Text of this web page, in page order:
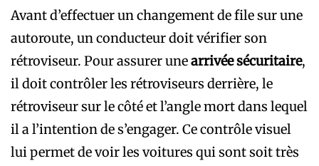
Avant d’effectuer un changement de file sur une
autoroute, un conducteur doit vérifier son
rétroviseur. Pour assurer unearrivée sécuritaire,
il doit contrôler les rétroviseurs derrière, le
rétroviseur sur le côté et l’angle mort dans lequel
il a l’intention de s’engager. Ce contrôle visuel
lui permet de voir les voitures qui sont soit très